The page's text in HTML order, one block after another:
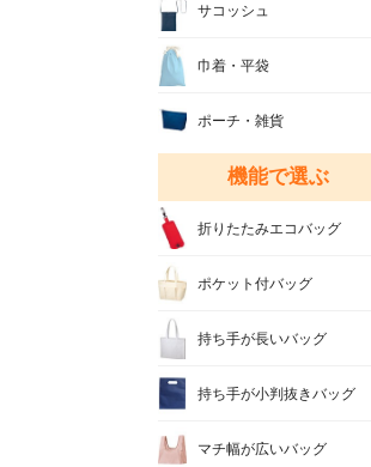
サコッシュ
巾着・平袋
ポーチ・雑貨
機能で選ぶ
折りたたみエコバッグ
ポケット付バッグ
持ち手が長いバッグ
持ち手が小判抜きバッグ
マチ幅が広いバッグ